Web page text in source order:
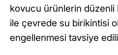
kovucu ürünlerin düzenli
ile çevrede su birikintisi
engellenmesi tavsiye